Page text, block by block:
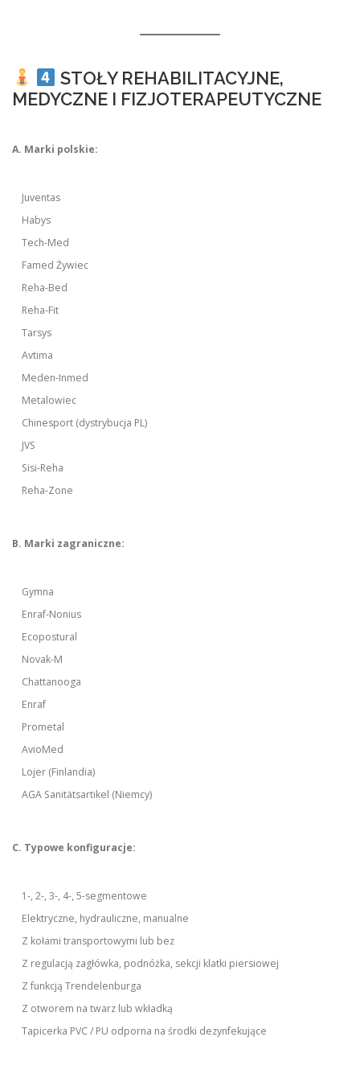
STOŁY REHABILITACYJNE,
MEDYCZNE I FIZJOTERAPEUTYCZNE
A. Marki polskie:
Juventas
Habys
Tech-Med
Famed Żywiec
Reha-Bed
Reha-Fit
Tarsys
Avtima
Meden-Inmed
Metalowiec
Chinesport (dystrybucja PL)
JVS
Sisi-Reha
Reha-Zone
B. Marki zagraniczne:
Gymna
Enraf-Nonius
Ecopostural
Novak-M
Chattanooga
Enraf
Prometal
AvioMed
Lojer (Finlandia)
AGA Sanitätsartikel (Niemcy)
C. Typowe konfiguracje:
1-, 2-, 3-, 4-, 5-segmentowe
Elektryczne, hydrauliczne, manualne
Z kołami transportowymi lub bez
Z regulacją zagłówka, podnóżka, sekcji klatki piersiowej
Z funkcją Trendelenburga
Z otworem na twarz lub wkładką
Tapicerka PVC / PU odporna na środki dezynfekujące